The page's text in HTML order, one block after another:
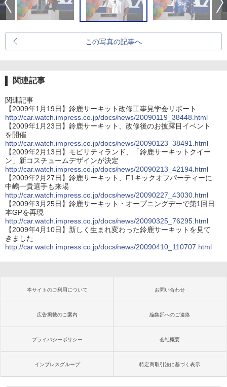
この写真の記事へ
関連記事
関連記事
【2009年1月19日】鈴鹿サーキット改修工事見学会リポート
http://car.watch.impress.co.jp/docs/news/20090119_38448.html
【2009年1月23日】鈴鹿サーキット、改修後のお披露目イベント
を開催
http://car.watch.impress.co.jp/docs/news/20090123_38491.html
【2009年2月13日】モビリティランド、「鈴鹿サーキットクイー
ン」新コスチュームデザインが決定
http://car.watch.impress.co.jp/docs/news/20090213_42194.html
【2009年2月27日】鈴鹿サーキット、F1キックオフパーティーに
中嶋一貴選手も来場
http://car.watch.impress.co.jp/docs/news/20090227_43030.html
【2009年3月25日】鈴鹿サーキット・オープニングデーで第1回日
本GPを再現
http://car.watch.impress.co.jp/docs/news/20090325_76295.html
【2009年4月10日】新しく生まれ変わった鈴鹿サーキットを見て
きました
http://car.watch.impress.co.jp/docs/news/20090410_110707.html
本サイトのご利用について お問い合わせ
広告掲載のご案内 編集部へのご連絡
プライバシーポリシー 会社概要
インプレスグループ 特定商取引法に基づく表示